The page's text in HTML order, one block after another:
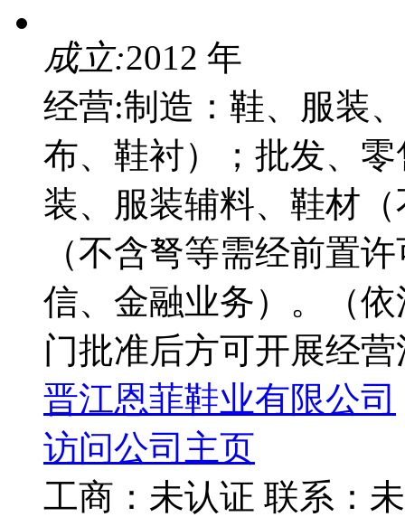
成立:2012 年
经营:制造：鞋、服装
布、鞋衬）；批发、
装、服装辅料、鞋材
（不含弩等需经前置
信、金融业务）。（
门批准后方可开展经
晋江恩菲鞋业有限公司
访问公司主页
工商： 未认证 联系：